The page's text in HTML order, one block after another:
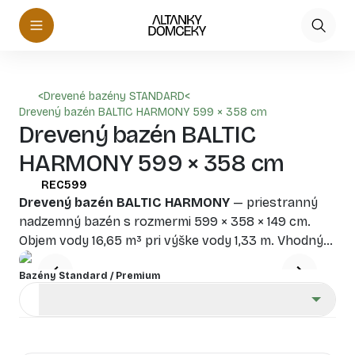
<Drevené bazény STANDARD<
Drevený bazén BALTIC HARMONY 599 × 358 cm
Drevený bazén BALTIC
HARMONY 599 × 358 cm
REC599
Drevený bazén BALTIC HARMONY — priestranný
nadzemný bazén s rozmermi 599 × 358 × 149 cm.
Objem vody 16,65 m³ pri výške vody 1,33 m. Vhodný
pre rodinné kúpanie, relax a záhradné aktivity;
robustná drevená konštrukcia a prírodný dizajn.
Vyžaduje pravidelnú údržbu dreva pre dlhú životnosť.
Bazény Standard / Premium